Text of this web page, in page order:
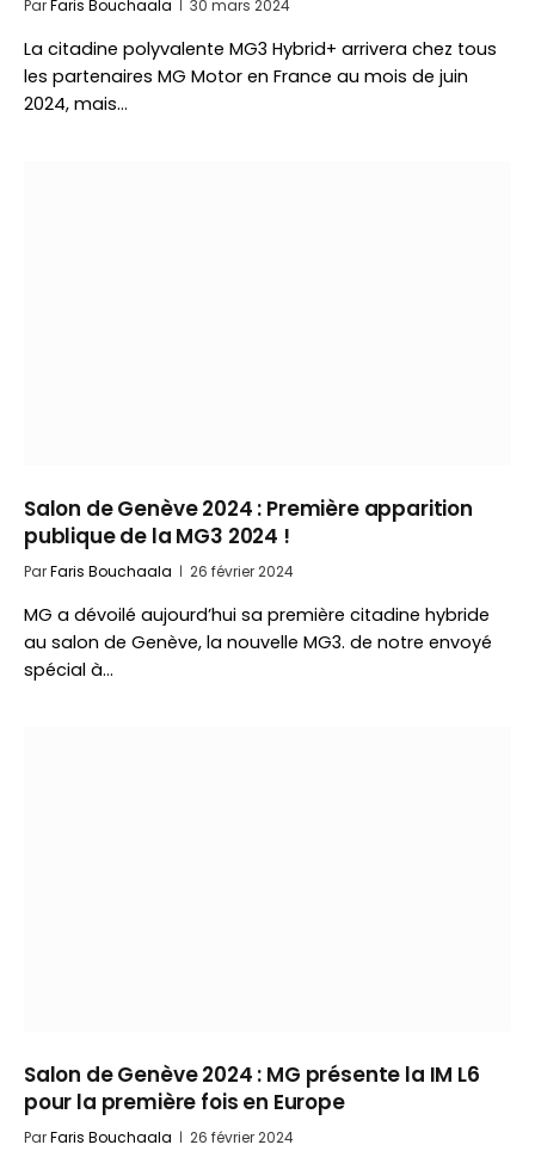
ParFaris Bouchaala 30 mars 2024
La citadine polyvalente MG3 Hybrid+ arrivera chez tous
les partenaires MG Motor en France au mois de juin
2024, mais…
Salon de Genève 2024 : Première apparition
publique de la MG3 2024 !
ParFaris Bouchaala 26 février 2024
MG a dévoilé aujourd’hui sa première citadine hybride
au salon de Genève, la nouvelle MG3. de notre envoyé
spécial à…
Salon de Genève 2024 : MG présente la IM L6
pour la première fois en Europe
ParFaris Bouchaala 26 février 2024